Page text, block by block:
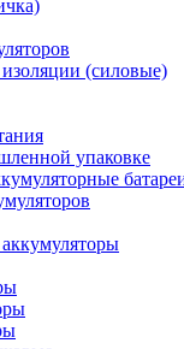
(силовые)
упаковке